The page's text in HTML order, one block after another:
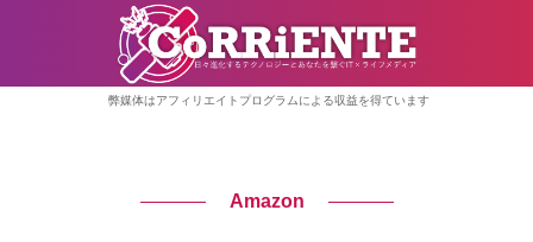
弊媒体はアフィリエイトプログラムによる収益を得ています
Amazon